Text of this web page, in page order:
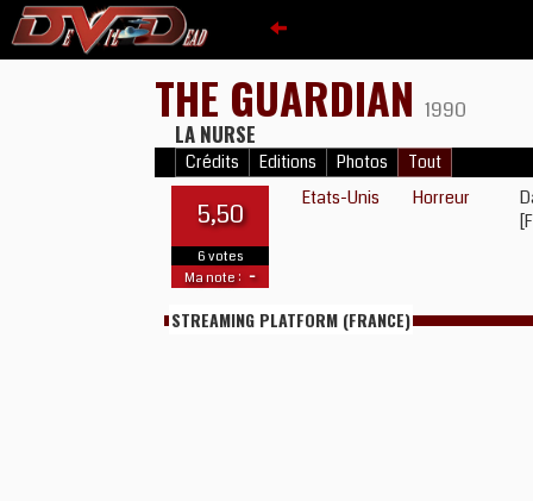
THE GUARDIAN 1990
LA NURSE
Crédits Editions Photos Tout
5,50
6 votes
Ma note : -
Etats-Unis Horreur
STREAMING PLATFORM (FRANCE)